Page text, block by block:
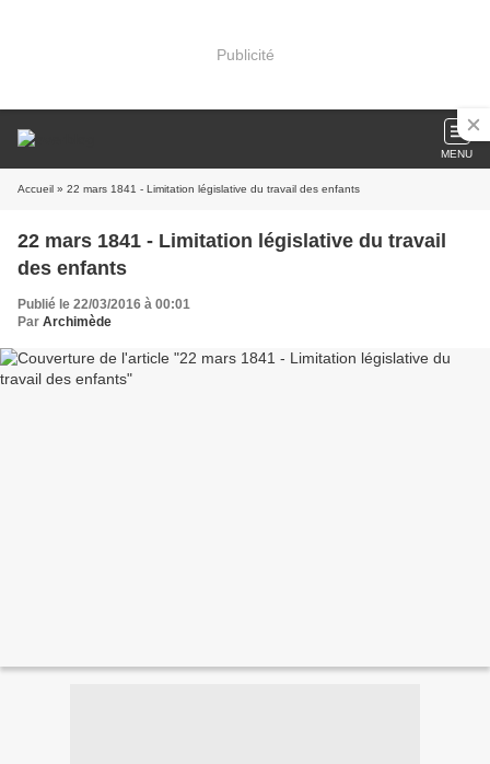
Publicité
MENU
Accueil » 22 mars 1841 - Limitation législative du travail des enfants
22 mars 1841 - Limitation législative du travail
des enfants
Publié le 22/03/2016 à 00:01
Par Archimède